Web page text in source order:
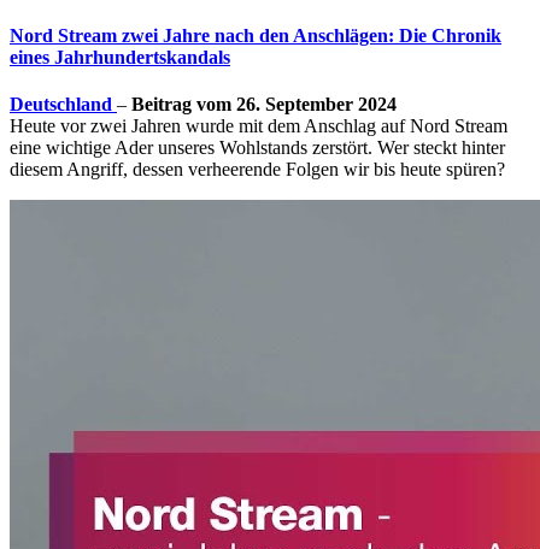
Nord Stream zwei Jahre nach den Anschlägen: Die Chronik
eines Jahrhundertskandals
Deutschland – Beitrag vom 26. September 2024
Heute vor zwei Jahren wurde mit dem Anschlag auf Nord Stream
eine wichtige Ader unseres Wohlstands zerstört. Wer steckt hinter
diesem Angriff, dessen verheerende Folgen wir bis heute spüren?